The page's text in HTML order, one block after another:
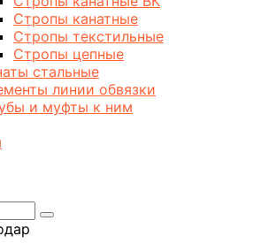
Стропы канатные
Стропы текстильные
Стропы цепные
стальные
линии обвязки
и муфты к ним